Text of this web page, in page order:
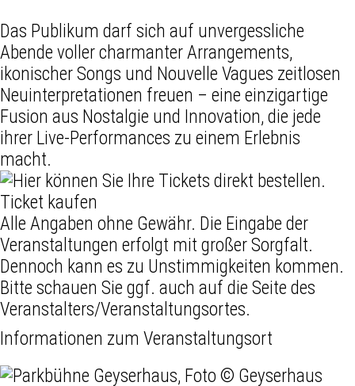
Das Publikum darf sich auf unvergessliche
Abende voller charmanter Arrangements,
ikonischer Songs und Nouvelle Vagues zeitlosen
Neuinterpretationen freuen – eine einzigartige
Fusion aus Nostalgie und Innovation, die jede
ihrer Live-Performances zu einem Erlebnis
macht.
Ticket kaufen
Alle Angaben ohne Gewähr. Die Eingabe der
Veranstaltungen erfolgt mit großer Sorgfalt.
Dennoch kann es zu Unstimmigkeiten kommen.
Bitte schauen Sie ggf. auch auf die Seite des
Veranstalters/Veranstaltungsortes.
Informationen zum Veranstaltungsort